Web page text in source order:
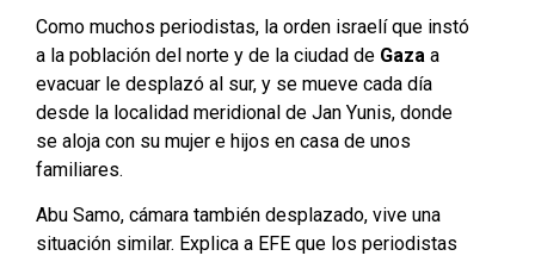
Como muchos periodistas, la orden israelí que instó
a la población del norte y de la ciudad de Gaza a
evacuar le desplazó al sur, y se mueve cada día
desde la localidad meridional de Jan Yunis, donde
se aloja con su mujer e hijos en casa de unos
familiares.
Abu Samo, cámara también desplazado, vive una
situación similar. Explica a EFE que los periodistas